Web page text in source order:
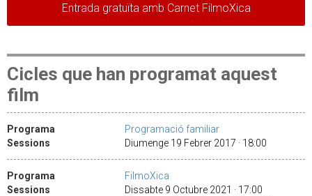
Entrada gratuïta amb Carnet FilmoXica
Cicles que han programat aquest
film
Programa
Programació familiar
Sessions
Diumenge 19 Febrer 2017 · 18:00
Programa
FilmoXica
Sessions
Dissabte 9 Octubre 2021 · 17:00